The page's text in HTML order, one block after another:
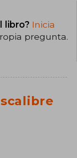
libro? Inicia
pregunta.